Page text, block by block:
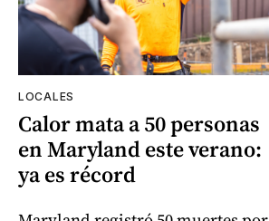
LOCALES
Calor mata a 50 personas
en Maryland este verano:
ya es récord